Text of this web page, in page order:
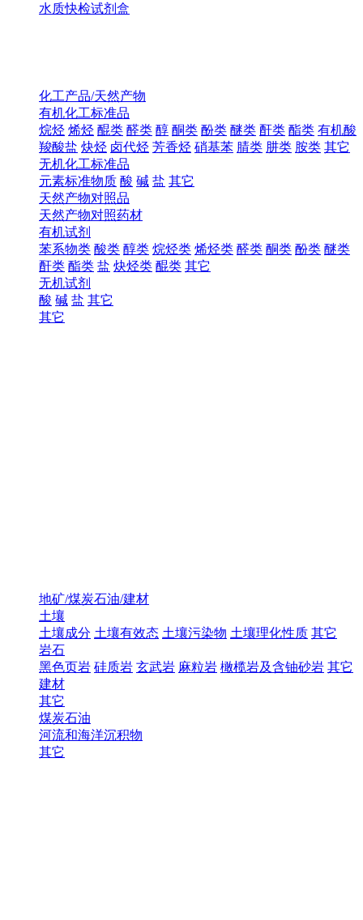
水质快检试剂盒
化工产品/天然产物
有机化工标准品
烷烃 烯烃 醌类 醛类 醇 酮类 酚类 醚类 酐类 酯类 有机酸
羧酸盐 炔烃 卤代烃 芳香烃 硝基苯 腈类 肼类 胺类 其它
无机化工标准品
元素标准物质 酸 碱 盐 其它
天然产物对照品
天然产物对照药材
有机试剂
苯系物类 酸类 醇类 烷烃类 烯烃类 醛类 酮类 酚类 醚类
酐类 酯类 盐 炔烃类 醌类 其它
无机试剂
酸 碱 盐 其它
其它
地矿/煤炭石油/建材
土壤
土壤成分 土壤有效态 土壤污染物 土壤理化性质 其它
岩石
黑色页岩 硅质岩 玄武岩 麻粒岩 橄榄岩及含铀砂岩 其它
建材
其它
煤炭石油
河流和海洋沉积物
其它